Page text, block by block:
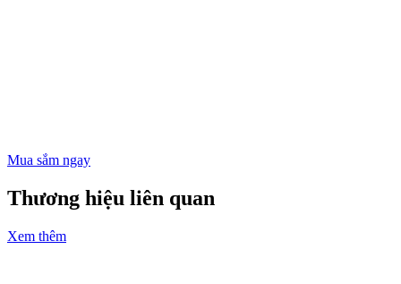
Mua sắm ngay
Thương hiệu liên quan
Xem thêm